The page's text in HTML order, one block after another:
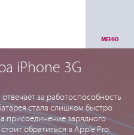
МЕНЮ
iPhone 3G
за работоспособность
стала слишком быстро
присоединение зарядного
обратиться в Apple Pro.